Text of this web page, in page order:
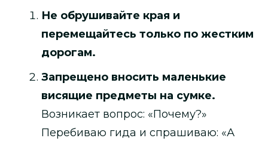
Не обрушивайте края и
перемещайтесь только по жестким
дорогам.
Запрещено вносить маленькие
висящие предметы на сумке.
Возникает вопрос: «Почему?»
Перебиваю гида и спрашиваю: «А